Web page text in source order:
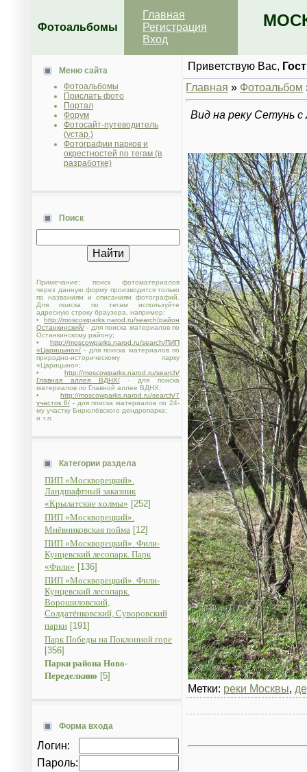
Фотоальбомы
Главная
Регистрация
Вход
Меню сайта
Фотоальбомы
Прислать фото
Портал
Форум
Фотосайт-путеводитель
(устар.)
Фотографии парков и
окрестностей по тегам (в
разработке)
Поиск
Примечание: поиск фотоматериалов
через данную форму производится только
по названиям и описаниям фотографий.
Для поиска по тегам используйте
адресную строку браузера, например:
• http://moscowparks.narod.ru/search/район
Останкинский/ - для поиска материалов по
Останкинскому району;
• http://moscowparks.narod.ru/search/ПИП
«Царицыно»/ - для поиска материалов по
природно-историческому парку
«Царицыно»;
• http://moscowparks.narod.ru/search/
Главная аллея ВДНХ/- для поиска
материалов по Главной аллее ВДНХ;
• http://moscowparks.narod.ru/search/7
участок 6/- для поиска материалов по 24-
му участку Бирюлёвского дендропарка;
и т.п.
Категории раздела
ПИП «Москворецкий».
Ландшафтный заказник
«Крылатские холмы» [252]
ПИП «Москворецкий».
Мнёвниковская пойма [12]
ПИП «Москворецкий». Фили-
Кунцевский лесопарк. Парк
«Фили» [136]
ПИП «Москворецкий». Фили-
Кунцевский лесопарк.
Ворошиловский,
Солдатёнковский, Суворовский
парки [191]
Парк Победы на Поклонной горе
[356]
Парки района Ново-
Переделкино [5]
Форма входа
Логин:
Пароль:
Приветствую Вас,
Главная » Фотоальбом
Вид на реку Сетунь с
Метки: реки Москвы,